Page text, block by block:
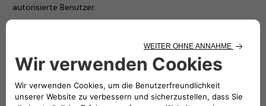
autorisierte Benutzer.
(eProWallbox, eProWallbox Move und eProfessional) hat die
TÜV Rheinland Type Approved-Zertifizierung erhalten, die
zusätzlich zu allen von der Europäischen Union
vorgeschriebenen Zertifizierungen gilt. Außerdem wurden die
eProWallboxen von den technischen Stellen von Stellantis